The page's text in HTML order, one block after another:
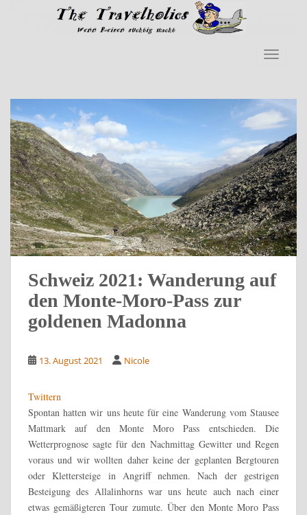
Skip to main content
Schweiz 2021: Wanderung auf
den Monte-Moro-Pass zur
goldenen Madonna
13. August 2021 Nicole
Twittern
Spontan hatten wir uns heute für eine Wanderung vom Stausee
Mattmark auf den Monte Moro Pass entschieden. Die
Wetterprognose sagte für den Nachmittag Gewitter und Regen
voraus und wir wollten daher keine der geplanten Bergtouren
oder Klettersteige in Angriff nehmen. Nach der gestrigen
Besteigung des Allalinhorns war uns heute auch nach einer
etwas gemäßigteren Tour zumute. Über den Monte Moro Pass